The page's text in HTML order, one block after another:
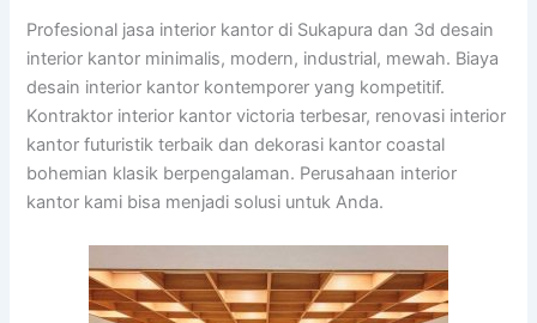
Profesional jasa interior kantor di Sukapura dan 3d desain
interior kantor minimalis, modern, industrial, mewah. Biaya
desain interior kantor kontemporer yang kompetitif.
Kontraktor interior kantor victoria terbesar, renovasi interior
kantor futuristik terbaik dan dekorasi kantor coastal
bohemian klasik berpengalaman. Perusahaan interior
kantor kami bisa menjadi solusi untuk Anda.